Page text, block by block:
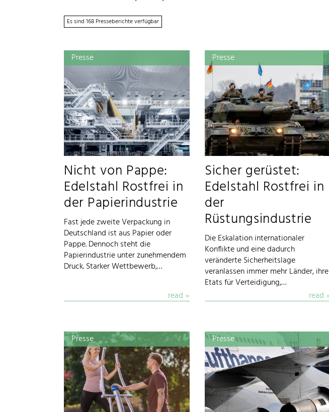
Es sind 168 Presseberichte verfügbar
Presse
Nicht von Pappe:
Edelstahl Rostfrei in
der Papierindustrie
Fast jede zweite Verpackung in
Deutschland ist aus Papier oder
Pappe. Dennoch steht die
Papierindustrie unter zunehmendem
Druck. Starker Wettbewerb,…
read
Presse
Sicher gerüstet:
Edelstahl Rostfrei in
der
Rüstungsindustrie
Die Eskalation internationaler
Konflikte und eine dadurch
veränderte Sicherheitslage
veranlassen immer mehr Länder, ihre
Etats für Verteidigung,…
read
Presse Presse